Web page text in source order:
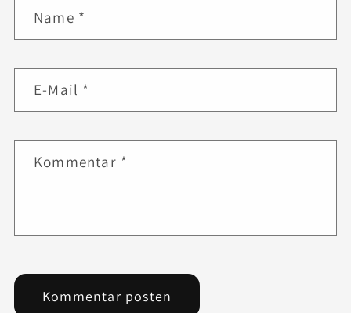
Name *
E-Mail *
Kommentar *